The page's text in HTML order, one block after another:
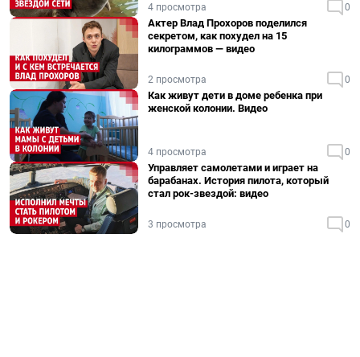
4 просмотра 0
Актер Влад Прохоров поделился
секретом, как похудел на 15
килограммов — видео
2 просмотра 0
Как живут дети в доме ребенка при
женской колонии. Видео
4 просмотра 0
Управляет самолетами и играет на
барабанах. История пилота, который
стал рок-звездой: видео
3 просмотра 0